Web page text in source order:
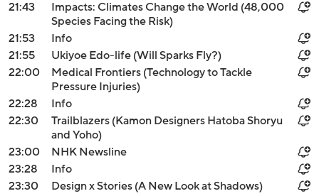
21:43
Impacts: Climates Change the World (48,000
Species Facing the Risk)
21:53
Info
21:55
Ukiyoe Edo-life (Will Sparks Fly?)
22:00
Medical Frontiers (Technology to Tackle
Pressure Injuries)
22:28
Info
22:30
Trailblazers (Kamon Designers Hatoba Shoryu
and Yoho)
23:00
NHK Newsline
23:28
Info
23:30
Design x Stories (A New Look at Shadows)